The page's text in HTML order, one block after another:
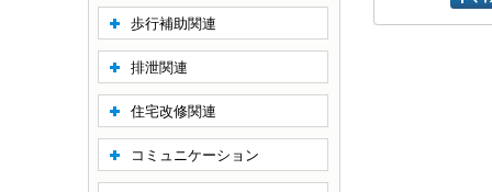
歩行補助関連
排泄関連
住宅改修関連
コミュニケーション